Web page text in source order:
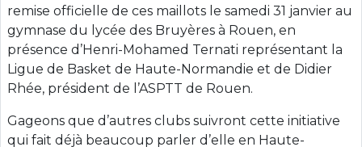
remise officielle de ces maillots le samedi 31 janvier au
gymnase du lycée des Bruyères à Rouen, en
présence d’Henri-Mohamed Ternati représentant la
Ligue de Basket de Haute-Normandie et de Didier
Rhée, président de l’ASPTT de Rouen.
Gageons que d’autres clubs suivront cette initiative
qui fait déjà beaucoup parler d’elle en Haute-